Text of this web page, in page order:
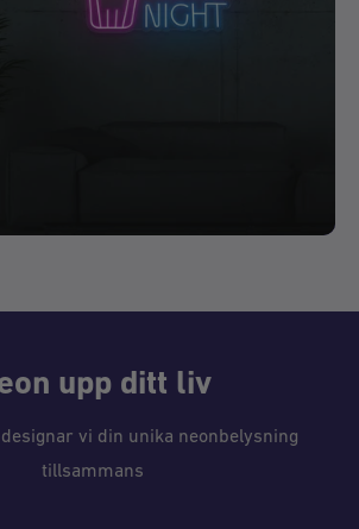
upp ditt liv
designar vi din unika neonbelysning
tillsammans